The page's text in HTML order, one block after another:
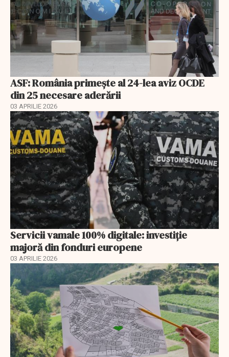
ASF: România primește al 24-lea aviz OCDE
din 25 necesare aderării
03 APRILIE 2026
Servicii vamale 100% digitale: investiție
majoră din fonduri europene
03 APRILIE 2026